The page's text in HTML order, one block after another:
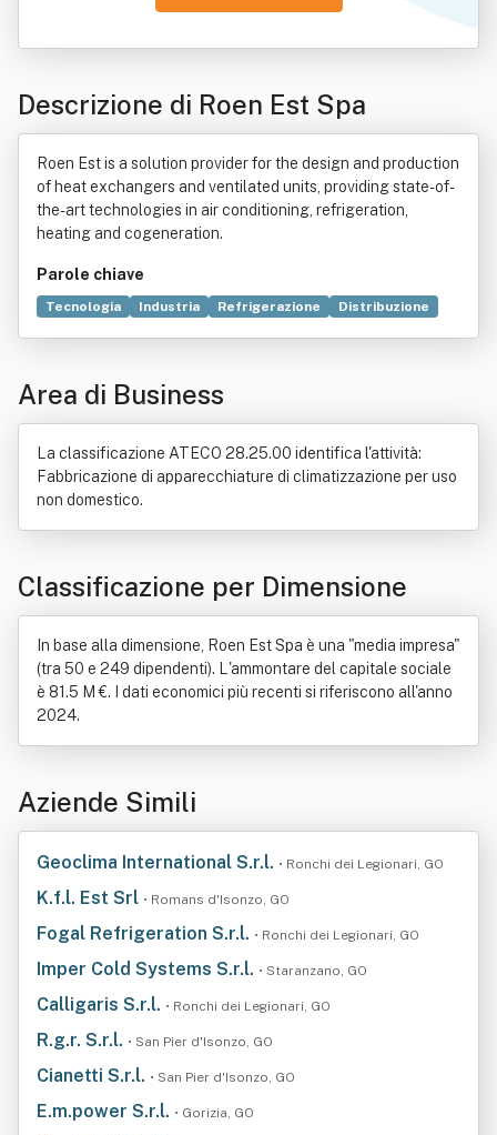
Descrizione di Roen Est Spa
Roen Est is a solution provider for the design and production
of heat exchangers and ventilated units, providing state-of-
the-art technologies in air conditioning, refrigeration,
heating and cogeneration.
Parole chiave
Tecnologia Industria Refrigerazione
Distribuzione
Strumento di misura
Acqua
Area di Business
La classificazione ATECO 28.25.00 identifica l'attività:
Fabbricazione di apparecchiature di climatizzazione per uso
non domestico.
Classificazione per Dimensione
In base alla dimensione, Roen Est Spa è una "media impresa"
(tra 50 e 249 dipendenti). L'ammontare del capitale sociale
è 81.5 M €. I dati economici più recenti si riferiscono all'anno
2024.
Aziende Simili
Geoclima International S.r.l. • Ronchi dei Legionari, GO
K.f.l. Est Srl • Romans d'Isonzo, GO
Fogal Refrigeration S.r.l. • Ronchi dei Legionari, GO
Imper Cold Systems S.r.l. • Staranzano, GO
Calligaris S.r.l. • Ronchi dei Legionari, GO
R.g.r. S.r.l. • San Pier d'Isonzo, GO
Cianetti S.r.l. • San Pier d'Isonzo, GO
E.m.power S.r.l. • Gorizia, GO